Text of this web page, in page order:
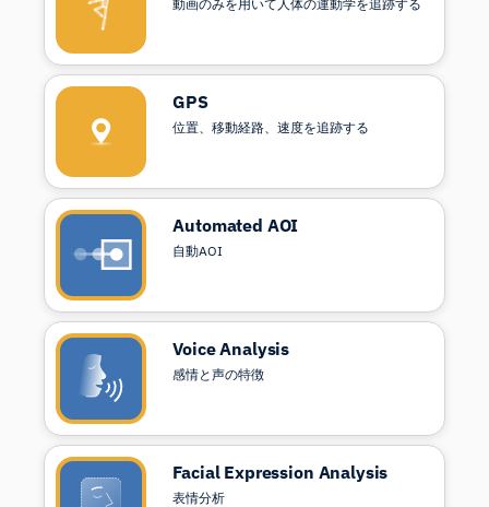
動画のみを用いて人体の運動学を追跡する
GPS
位置、移動経路、速度を追跡する
Automated AOI
自動AOI
Voice Analysis
感情と声の特徴
Facial Expression Analysis
表情分析